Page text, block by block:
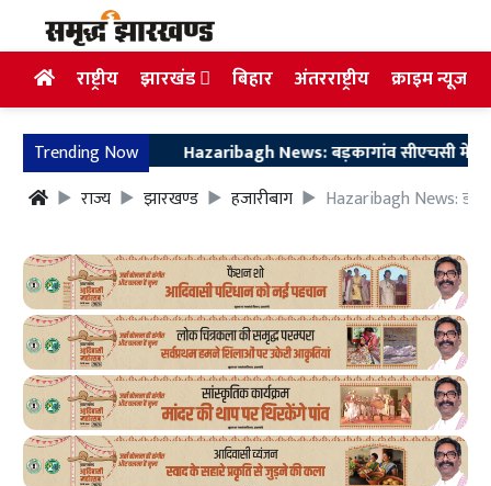
राष्ट्रीय झारखंड बिहार अंतरराष्ट्रीय क्राइम न्यूज
Trending NowHazaribagh News: बड़कागांव सीएचसी में जच्चा-
राज्य
झारखण्ड हजारीबाग Hazaribagh News: